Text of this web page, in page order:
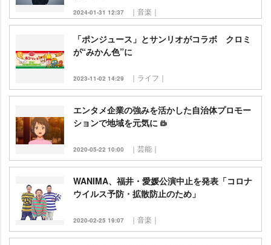
2024-01-31 12:37 ｜音楽｜
「ポンジュース」とサンリオがコラボ クロミ
が“みかん色”に
2023-11-02 14:29 ｜ライフ｜
エンタメ企業の強みを活かした自治体プロモー
ションで地域を元気に
2020-05-22 10:00 ｜芸能｜
WANIMA、福井・愛媛公演中止を発表「コロナ
ウイルス予防・拡散防止のため」
2020-02-25 19:07 ｜音楽｜